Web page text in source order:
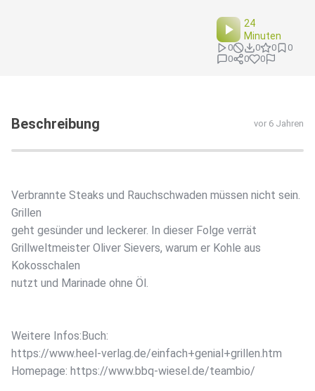
24
Minuten
0 0 0
0
0
0 0
Beschreibung vor 6 Jahren
Verbrannte Steaks und Rauchschwaden müssen nicht sein.
Grillen
geht gesünder und leckerer. In dieser Folge verrät
Grillweltmeister Oliver Sievers, warum er Kohle aus
Kokosschalen
nutzt und Marinade ohne Öl.
Weitere Infos:Buch:
https://www.heel-verlag.de/einfach+genial+grillen.htm
Homepage: https://www.bbq-wiesel.de/teambio/